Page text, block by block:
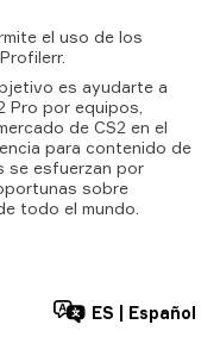
el uso de los
Profilerr.
es ayudarte a
Pro por equipos,
de CS2 en el
para contenido de
se esfuerzan por
sobre
todo el mundo.
ES Español